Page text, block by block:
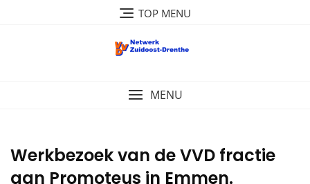
TOP MENU
MENU
Werkbezoek van de VVD fractie
aan Promoteus in Emmen.